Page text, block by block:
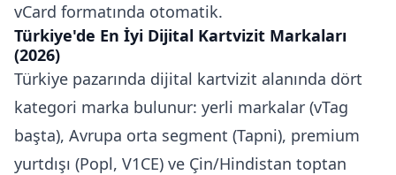
vCard formatında otomatik.
Türkiye'de En İyi Dijital Kartvizit Markaları
(2026)
Türkiye pazarında dijital kartvizit alanında dört
kategori marka bulunur: yerli markalar (vTag
başta), Avrupa orta segment (Tapni), premium
yurtdışı (Popl, V1CE) ve Çin/Hindistan toptan